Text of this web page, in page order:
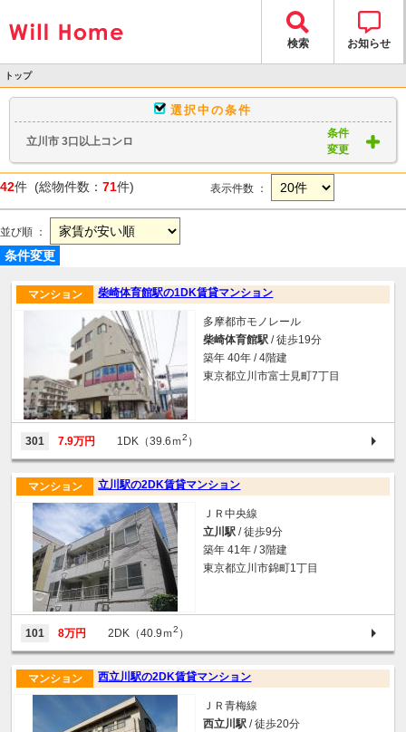
検索 お知らせ
トップ
物件検索
> 物件一覧
選択中の条件
立川市 3口以上コンロ
条件
変更
42件 (総物件数： 71件) 表示件数 ：
並び順 ：
条件変更
柴崎体育館駅の1DK賃貸マンション
マンション
多摩都市モノレール
柴崎体育館駅 / 徒歩19分
築年 40年 / 4階建
東京都立川市富士見町7丁目
301 7.9万円 1DK（39.6ｍ2 ）
立川駅の2DK賃貸マンション
マンション
ＪＲ中央線
立川駅 / 徒歩9分
築年 41年 / 3階建
東京都立川市錦町1丁目
101 8万円 2DK（40.9ｍ2 ）
西立川駅の2DK賃貸マンション
マンション
ＪＲ青梅線
西立川駅 / 徒歩20分